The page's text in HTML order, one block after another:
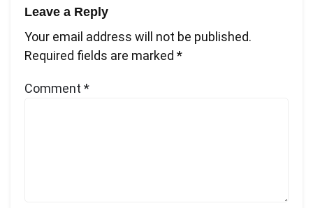
Leave a Reply
Your email address will not be published.
Required fields are marked *
Comment *